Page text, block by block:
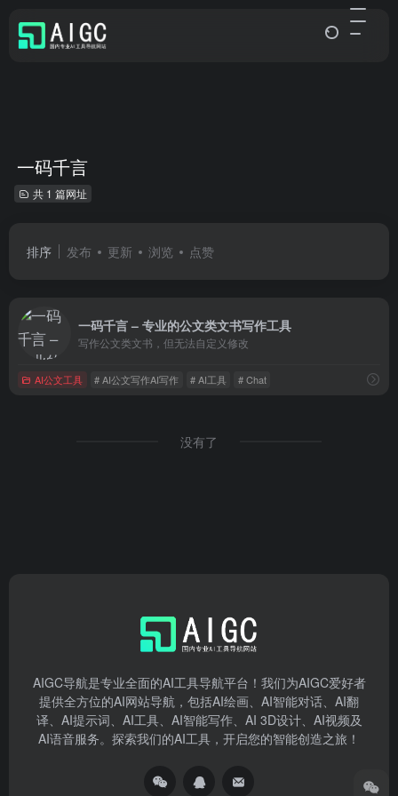
一码千言
共 1 篇网址
排序 发布 更新 浏览 点赞
一码千言 – 专业的公文类文书写作工具
写作公文类文书，但无法自定义修改
AI公文工具 # AI公文写作AI写作 # AI工具 # Chat
没有了
AIGC导航是专业全面的AI工具导航平台！我们为AIGC爱好者
提供全方位的AI网站导航，包括AI绘画、AI智能对话、AI翻
译、AI提示词、AI工具、AI智能写作、AI 3D设计、AI视频及
AI语音服务。探索我们的AI工具，开启您的智能创造之旅！